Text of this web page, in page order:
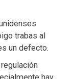
trabas al
un defecto.